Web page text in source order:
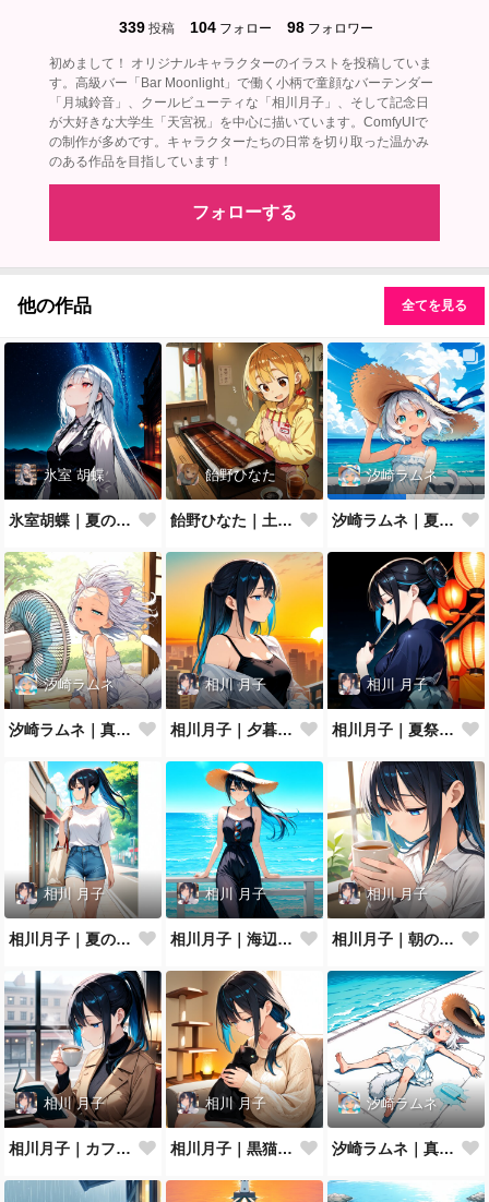
339 投稿 104 フォロー 98 フォロワー
初めまして！ オリジナルキャラクターのイラストを投稿していま
す。高級バー「Bar Moonlight」で働く小柄で童顔なバーテンダー
「月城鈴音」、クールビューティな「相川月子」、そして記念日
が大好きな大学生「天宮祝」を中心に描いています。ComfyUIで
の制作が多めです。キャラクターたちの日常を切り取った温かみ
のある作品を目指しています！
フォローする
他の作品 全てを見る
氷室 胡蝶
氷室胡蝶｜夏の夜空
飴野ひなた
飴野ひなた｜土用の丑の日
汐崎ラムネ
汐崎ラムネ｜夏空を見上げて
汐崎ラムネ
汐崎ラムネ｜真夏の扇風機ぶわっ
相川 月子
相川月子｜夕暮れのバルコニー
相川 月子
相川月子｜夏祭りの浴衣
相川 月子
相川月子｜夏の休日カジュアル
相川 月子
相川月子｜海辺のリゾートワンピ
相川 月子
相川月子｜朝のハーブティー
相川 月子
相川月子｜カフェで読書
相川 月子
相川月子｜黒猫とニットの休日
汐崎ラムネ
汐崎ラムネ｜真夏の防波堤でとろけ猫